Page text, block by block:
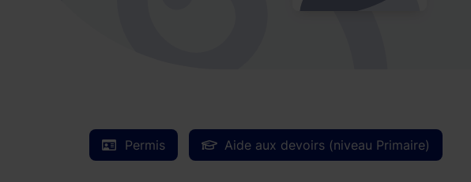
Permis Aide aux devoirs (niveau Primaire)